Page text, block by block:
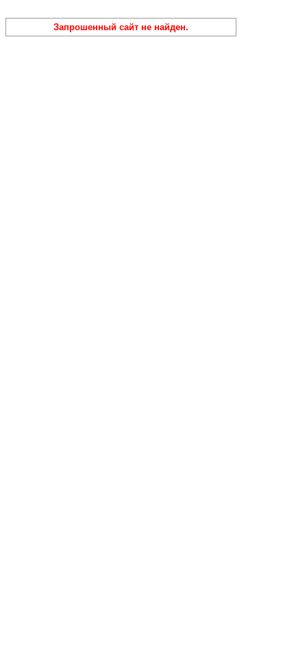
Запрошенный сайт не найден.